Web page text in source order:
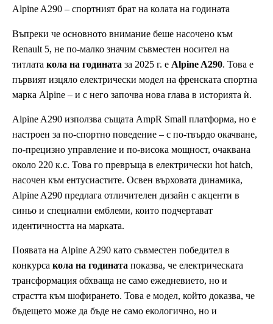
Alpine A290 – спортният брат на колата на годината
Въпреки че основното внимание беше насочено към
Renault 5, не по-малко значим съвместен носител на
титлата кола на годината за 2025 г. е Alpine A290. Това е
първият изцяло електрически модел на френската спортна
марка Alpine – и с него започва нова глава в историята ѝ.
Alpine A290 използва същата AmpR Small платформа, но е
настроен за по-спортно поведение – с по-твърдо окачване,
по-прецизно управление и по-висока мощност, очаквана
около 220 к.с. Това го превръща в електрически hot hatch,
насочен към ентусиастите. Освен върховата динамика,
Alpine A290 предлага отличителен дизайн с акценти в
синьо и специални емблеми, които подчертават
идентичността на марката.
Появата на Alpine A290 като съвместен победител в
конкурса кола на годината показва, че електрическата
трансформация обхваща не само ежедневието, но и
страстта към шофирането. Това е модел, който доказва, че
бъдещето може да бъде не само екологично, но и